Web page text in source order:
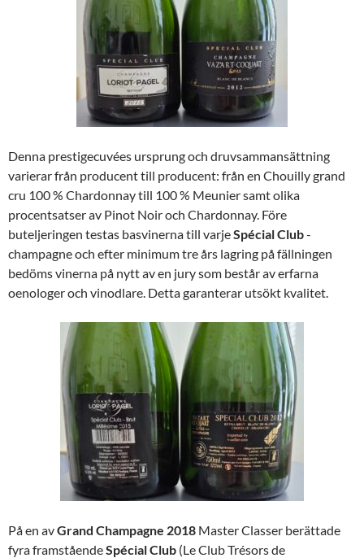
Denna prestigecuvées ursprung och druvsammansättning
varierar från producent till producent: från en Chouilly grand
cru 100 % Chardonnay till 100 % Meunier samt olika
procentsatser av Pinot Noir och Chardonnay. Före
buteljeringen testas basvinerna till varjeSpécial Club-
champagne och efter minimum tre års lagring på fällningen
bedöms vinerna på nytt av en jury som består av erfarna
oenologer och vinodlare. Detta garanterar utsökt kvalitet.
På en avGrand Champagne 2018 Master Classer berättade
fyra framståendeSpécial Club (Le Club Trésors de